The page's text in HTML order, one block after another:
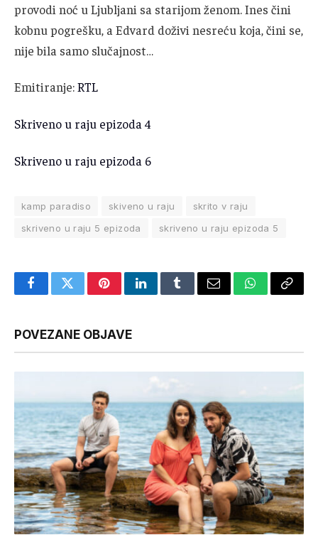
provodi noć u Ljubljani sa starijom ženom. Ines čini
kobnu pogrešku, a Edvard doživi nesreću koja, čini se,
nije bila samo slučajnost…
Emitiranje:RTL
Skriveno u raju epizoda 4
Skriveno u raju epizoda 6
kamp paradiso skiveno u raju
skrito v raju
skriveno u raju 5 epizoda
skriveno u raju epizoda 5
FacebookTwitterPinterestLinkedInTumblrEmail WhatsApp
Copy
POVEZANE OBJAVE